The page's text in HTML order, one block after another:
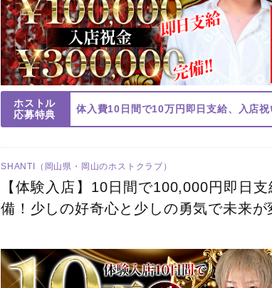
ホストル
応募特典
SHANTI（岡山県・岡山のホストクラブ）
【体験入店】10日間で100,000円即日
備！少しの好奇心と少しの勇気で未来